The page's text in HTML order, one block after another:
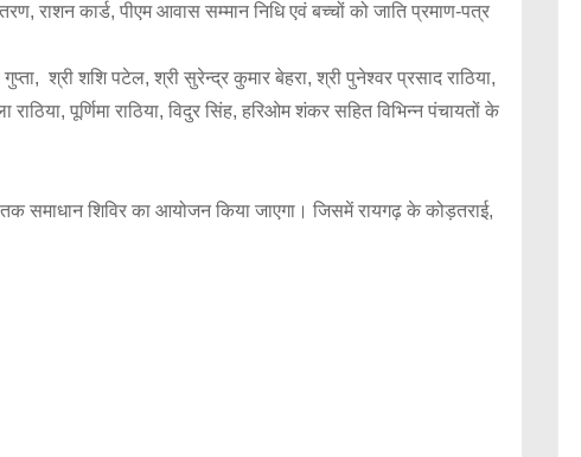
राशन कार्ड, पीएम आवास सम्मान निधि एवं बच्चों को जाति प्रमाण-पत्र
श्री शशि पटेल, श्री सुरेन्द्र कुमार बेहरा, श्री पुनेश्वर प्रसाद राठिया,
पूर्णिमा राठिया, विदुर सिंह, हरिओम शंकर सहित विभिन्न पंचायतों के
समाधान शिविर का आयोजन किया जाएगा। जिसमें रायगढ़ के कोड़तराई,